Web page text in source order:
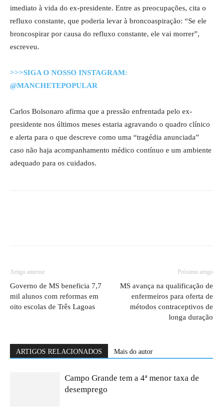
imediato à vida do ex-presidente. Entre as preocupações, cita o
refluxo constante, que poderia levar à broncoaspiração: “Se ele
broncospirar por causa do refluxo constante, ele vai morrer”,
escreveu.
>>>SIGA O NOSSO INSTAGRAM:
@MANCHETEPOPULAR
Carlos Bolsonaro afirma que a pressão enfrentada pelo ex-
presidente nos últimos meses estaria agravando o quadro clínico
e alerta para o que descreve como uma “tragédia anunciada”
caso não haja acompanhamento médico contínuo e um ambiente
adequado para os cuidados.
Artigo anterior
Governo de MS beneficia 7,7
mil alunos com reformas em
oito escolas de Três Lagoas
Próximo artigo
MS avança na qualificação de
enfermeiros para oferta de
métodos contraceptivos de
longa duração
ARTIGOS RELACIONADOS Mais do autor
Campo Grande tem a 4ª menor taxa de
desemprego